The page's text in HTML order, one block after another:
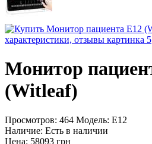
Монитор
(Witleaf)
Просмотров: 464 Модель: Е12
Наличие: Есть в наличии
Цена: 58093 грн